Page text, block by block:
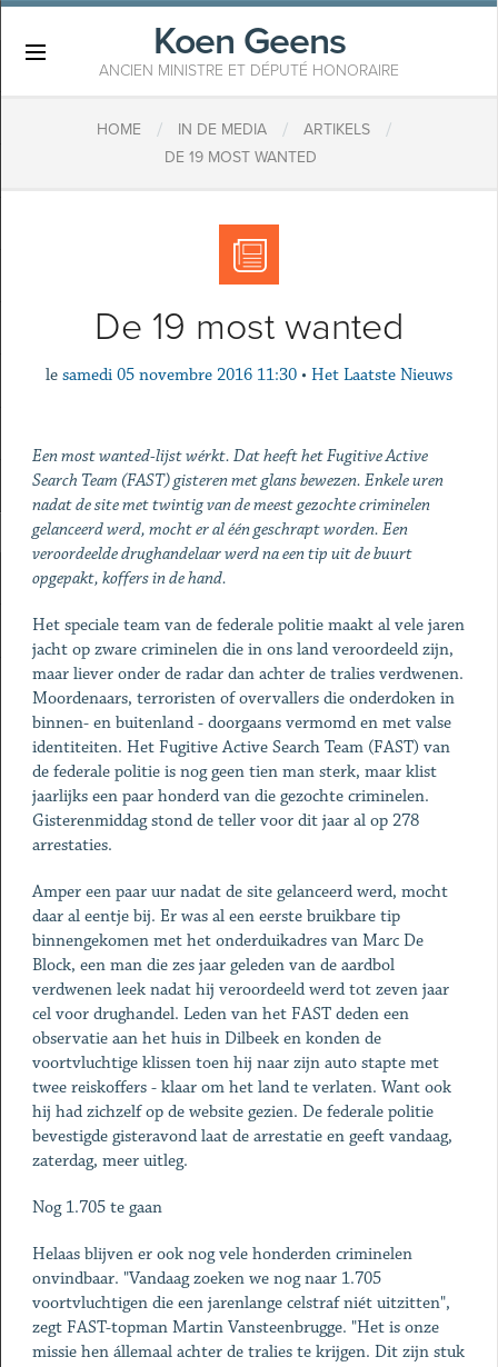
Koen Geens
ANCIEN MINISTRE ET DÉPUTÉ HONORAIRE
HOME / IN DE MEDIA / ARTIKELS /
DE 19 MOST WANTED
De 19 most wanted
le samedi 05 novembre 2016 11:30 • Het Laatste Nieuws
Een most wanted-lijst wérkt. Dat heeft het Fugitive Active
Search Team (FAST) gisteren met glans bewezen. Enkele uren
nadat de site met twintig van de meest gezochte criminelen
gelanceerd werd, mocht er al één geschrapt worden. Een
veroordeelde drughandelaar werd na een tip uit de buurt
opgepakt, koffers in de hand.
Het speciale team van de federale politie maakt al vele jaren
jacht op zware criminelen die in ons land veroordeeld zijn,
maar liever onder de radar dan achter de tralies verdwenen.
Moordenaars, terroristen of overvallers die onderdoken in
binnen- en buitenland - doorgaans vermomd en met valse
identiteiten. Het Fugitive Active Search Team (FAST) van
de federale politie is nog geen tien man sterk, maar klist
jaarlijks een paar honderd van die gezochte criminelen.
Gisterenmiddag stond de teller voor dit jaar al op 278
arrestaties.
Amper een paar uur nadat de site gelanceerd werd, mocht
daar al eentje bij. Er was al een eerste bruikbare tip
binnengekomen met het onderduikadres van Marc De
Block, een man die zes jaar geleden van de aardbol
verdwenen leek nadat hij veroordeeld werd tot zeven jaar
cel voor drughandel. Leden van het FAST deden een
observatie aan het huis in Dilbeek en konden de
voortvluchtige klissen toen hij naar zijn auto stapte met
twee reiskoffers - klaar om het land te verlaten. Want ook
hij had zichzelf op de website gezien. De federale politie
bevestigde gisteravond laat de arrestatie en geeft vandaag,
zaterdag, meer uitleg.
Nog 1.705 te gaan
Helaas blijven er ook nog vele honderden criminelen
onvindbaar. "Vandaag zoeken we nog naar 1.705
voortvluchtigen die een jarenlange celstraf niét uitzitten",
zegt FAST-topman Martin Vansteenbrugge. "Het is onze
missie hen állemaal achter de tralies te krijgen. Dit zijn stuk